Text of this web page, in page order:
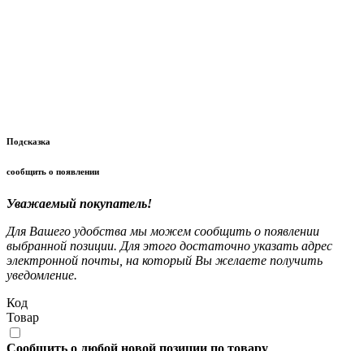
Подсказка
сообщить о появлении
Уважаемый покупатель!
Для Вашего удобства мы можем сообщить о появлении
выбранной позиции. Для этого достаточно указать адрес
электронной почты, на который Вы желаете получить
уведомление.
Код
Товар
Сообщить о любой новой позиции по товару